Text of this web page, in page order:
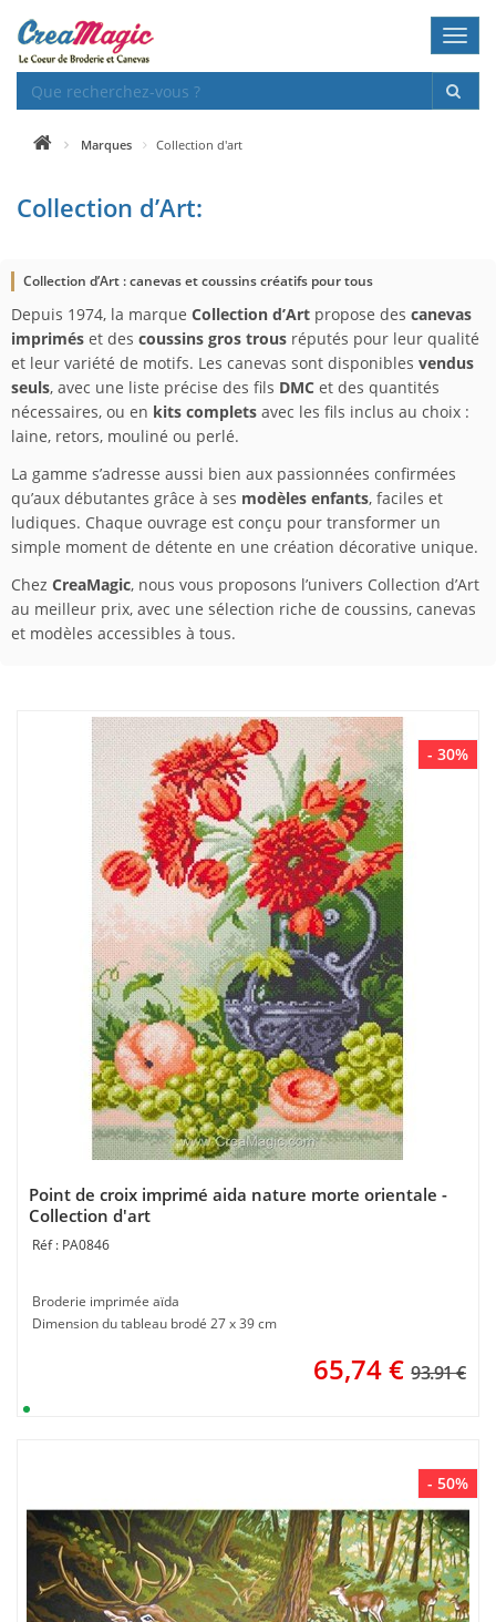
Marques Collection d'art
Collection d’Art:
Collection d’Art : canevas et coussins créatifs pour tous
Depuis 1974, la marque Collection d’Art propose des canevas
imprimés et des coussins gros trous réputés pour leur qualité
et leur variété de motifs. Les canevas sont disponibles vendus
seuls, avec une liste précise des fils DMC et des quantités
nécessaires, ou en kits complets avec les fils inclus au choix :
laine, retors, mouliné ou perlé.
La gamme s’adresse aussi bien aux passionnées confirmées
qu’aux débutantes grâce à ses modèles enfants, faciles et
ludiques. Chaque ouvrage est conçu pour transformer un
simple moment de détente en une création décorative unique.
Chez CreaMagic, nous vous proposons l’univers Collection d’Art
au meilleur prix, avec une sélection riche de coussins, canevas
et modèles accessibles à tous.
- 30%
Point de croix imprimé aida nature morte orientale -
Collection d'art
PA0846
Broderie imprimée aïda
Dimension du tableau brodé 27 x 39 cm
65,74€ 93.91 €
- 50%